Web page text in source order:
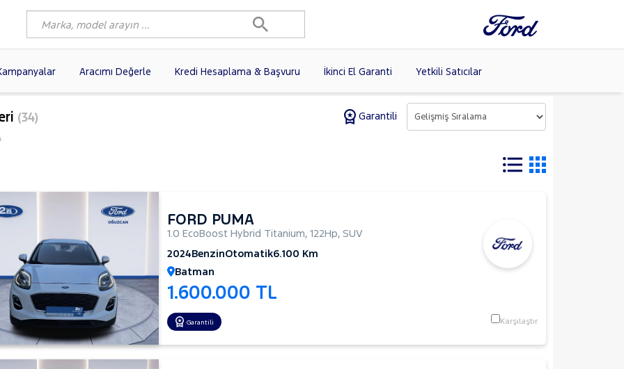
Aracımı Değerle Kredi Hesaplama & Başvuru İkinci El Garanti Yetkili Satıcılar
(34)
Garantili
FORD PUMA
1.0 EcoBoost Hybrid Titanium, 122Hp, SUV
2024BenzinOtomatik6.100 Km
Batman
1.600.000 TL
Garantili Karşılaştır